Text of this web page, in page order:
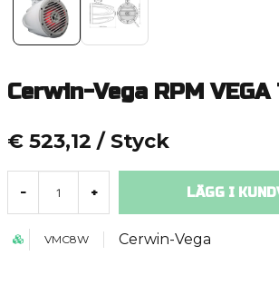
Cerwin-Vega RPM VEGA
€ 523,12 / Styck
- + LÄGG I
VMC8W Cerwin-Vega